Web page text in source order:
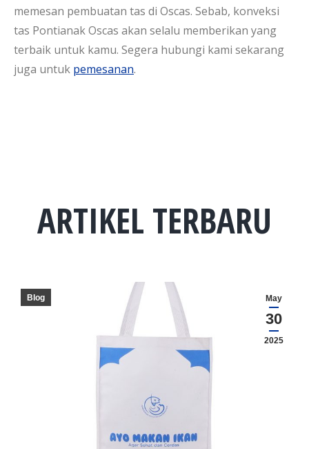
memesan pembuatan tas di Oscas. Sebab, konveksi
tas Pontianak Oscas akan selalu memberikan yang
terbaik untuk kamu. Segera hubungi kami sekarang
juga untuk pemesanan.
ARTIKEL TERBARU
May
30
2025
Blog